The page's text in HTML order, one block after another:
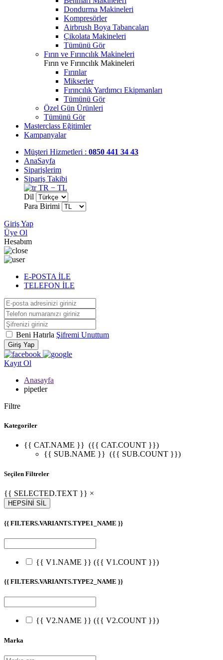
Dondurma Makineleri
Kompresörler
Airbrush Boya Tabancaları
Çikolata Makineleri
Tümünü Gör
Fırın ve Fırıncılık Makineleri
Fırın ve Fırıncılık Makineleri
Fırınlar
Mikserler
Fırıncılık Yardımcı Ekipmanları
Tümünü Gör
Özel Gün Ürünleri
Tümünü Gör
Masterclass Eğitimler
Kampanyalar
Müşteri Hizmetleri : 0850 441 34 43
AnaSayfa
Siparişlerim
Sipariş Takibi
TR − TL
Dil
Para Birimi
Giriş Yap
Üye Ol
Hesabım
E-POSTA İLE
TELEFON İLE
Beni Hatırla Şifremi Unuttum
Giriş Yap
Kayıt Ol
Anasayfa
pipetler
Filtre
Kategoriler
{{ CAT.NAME }} ({{ CAT.COUNT }})
{{ SUB.NAME }} ({{ SUB.COUNT }})
Seçilen Filtreler
{{ SELECTED.TEXT }} ×
HEPSİNİ SİL
{{ FILTERS.VARIANTS.TYPE1_NAME }}
{{ V1.NAME }} ({{ V1.COUNT }})
{{ FILTERS.VARIANTS.TYPE2_NAME }}
{{ V2.NAME }} ({{ V2.COUNT }})
Marka